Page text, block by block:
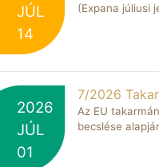
JÚL
14
(Expana júliusi
2026
JÚL
01
7/2026
Az EU
becslése